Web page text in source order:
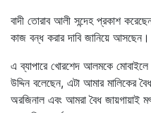
বাদী তোরাব আলী সন্দেহ প্রকাশ
কাজ বন্ধ করার দাবি জানিয়ে আসছেন।
এ ব্যাপারে খোরশেদ আলমকে মোবাইলে
উদ্দিন বলেছেন, এটা আমার মালিকের
অরজিনাল এবং আমরা বৈধ জায়গায়াই